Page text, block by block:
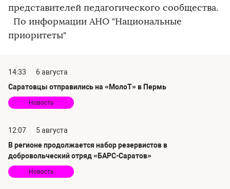
представителей педагогического сообщества.
По информации АНО "Национальные
приоритеты"
14:33
6 августа
Саратовцы отправились на «МолоТ» в Пермь
Новость
12:07
5 августа
В регионе продолжается набор резервистов в
добровольческий отряд «БАРС-Саратов»
Новость